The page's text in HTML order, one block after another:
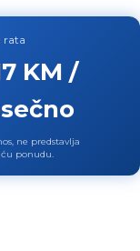
rata
KM /
ne predstavlja
ponudu.